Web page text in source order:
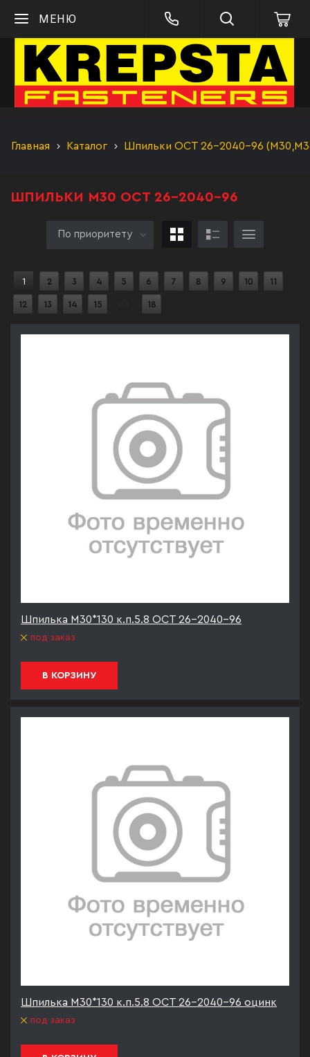
МЕНЮ
Главная Каталог Шпильки ОСТ 26-2040-96
ШПИЛЬКИ М30 ОСТ 26-2040-96
По приоритету
1 2 3 4 5 6 7 8 9 10 11
12 13 14 15 18
Шпилька М30*130 к.п.5.8 ОСТ 26-2040-96
под заказ
В КОРЗИНУ
Шпилька М30*130 к.п.5.8 ОСТ 26-2040-96 оцинк
под заказ